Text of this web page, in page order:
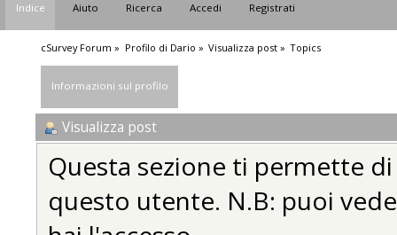
Indice Aiuto Ricerca Accedi Registrati
cSurvey Forum » Profilo di Dario » Visualizza post » Topics
Informazioni sul profilo
Visualizza post
Questa sezione ti permette
questo utente. N.B: puoi